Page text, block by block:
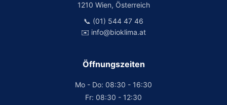
1210 Wien, Österreich
📞 (01) 544 47 46
✉️ info@bioklima.at
Öffnungszeiten
Mo - Do: 08:30 - 16:30
Fr: 08:30 - 12:30